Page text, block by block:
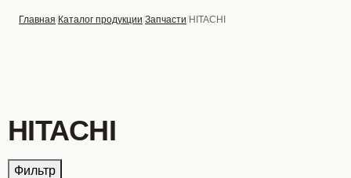
Главная Каталог продукции Запчасти HITACHI
HITACHI
Фильтр